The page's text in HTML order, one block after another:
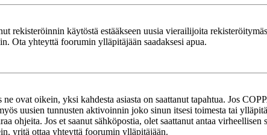
rekisteröinnin käytöstä estääkseen uusia vierailijoita
Ota yhteyttä foorumin ylläpitäjään saadaksesi apua.
ne ovat oikein, yksi kahdesta asiasta on saattanut tapahtua. Jos
uusien tunnusten aktivoinnin joko sinun itsesi toimesta tai
ohjeita. Jos et saanut sähköpostia, olet saattanut antaa
yritä ottaa yhteyttä foorumin ylläpitäjään.